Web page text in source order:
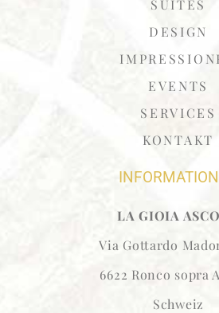
SUITES
DESIGN
EVENTS
SERVICES
KONTAKT
LA GIOIA
Via Gottardo
6622 Ronco sopra
Schweiz